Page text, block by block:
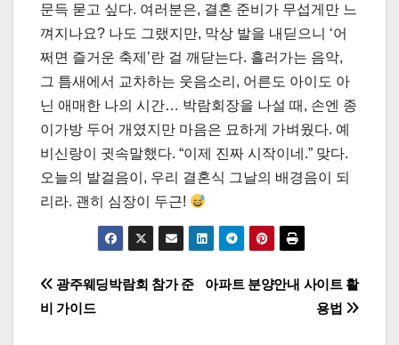
문득 묻고 싶다. 여러분은, 결혼 준비가 무섭게만 느
껴지나요? 나도 그랬지만, 막상 발을 내딛으니 ‘어
쩌면 즐거운 축제’란 걸 깨닫는다. 흘러가는 음악,
그 틈새에서 교차하는 웃음소리, 어른도 아이도 아
닌 애매한 나의 시간… 박람회장을 나설 때, 손엔 종
이가방 두어 개였지만 마음은 묘하게 가벼웠다. 예
비신랑이 귓속말했다. “이제 진짜 시작이네.” 맞다.
오늘의 발걸음이, 우리 결혼식 그날의 배경음이 되
리라. 괜히 심장이 두근!
글
탐
아파트 분양안내 사이트 활
용법
광주웨딩박람회 참가 준
비 가이드